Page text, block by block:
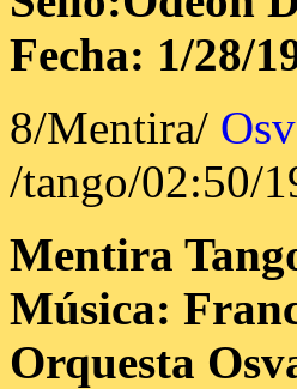
Fecha: 1/28/
8/Mentira/
/tango/02:50/
Mentira
Música:
Orquesta